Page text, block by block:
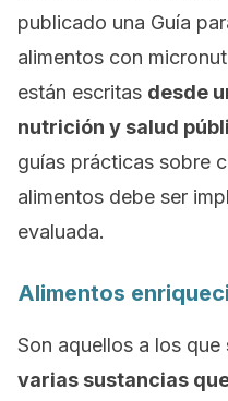
publicado una Guía
alimentos con
están escritas desde
nutrición y salud
guías prácticas sobre
alimentos debe ser
evaluada.
Alimentos
Son aquellos a los que
varias sustancias